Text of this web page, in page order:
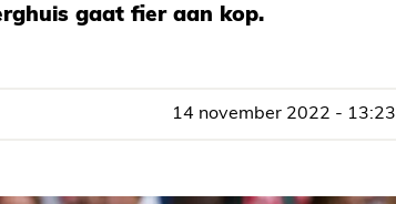
gaat fier aan kop.
14 november 2022 - 13:23